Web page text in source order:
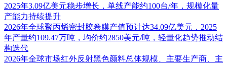
2025年3.09亿美元稳步增长，单线产能约100台/年，规模化量
产能力持续提升
2026年全球聚丙烯密封胶卷膜产值预计达34.09亿美元，2025
年产量约109.47万吨，均价约2850美元/吨，轻量化趋势推动结
构迭代
2026年全球市场红外反射黑色颜料总体规模、主要生产商、主